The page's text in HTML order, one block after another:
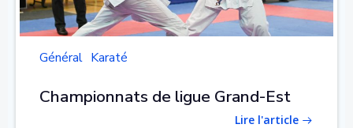
Général Karaté
Championnats de ligue Grand-Est
Lire l'article